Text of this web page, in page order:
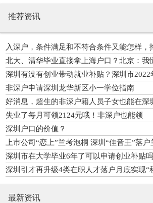
推荐资讯
入深户，条件满足和不符合条件又能怎样，
你！
北大、清华毕业直接拿上海户口？北京：我
深圳有没有创业带动就业补贴？深圳市2022
非深户申请深圳龙华新区小一学位指南
好消息，超生的非深户籍人员子女也能在深
失业了每月可领2124元哦！非深户也能领
深圳户口的价值？
上市公司“恋上”兰考泡桐 深圳“佳音王”落户
深圳市在大学毕业6年了可以申请创业补贴吗
深圳引才再升级4类在职人才落户月底实现“
最新资讯